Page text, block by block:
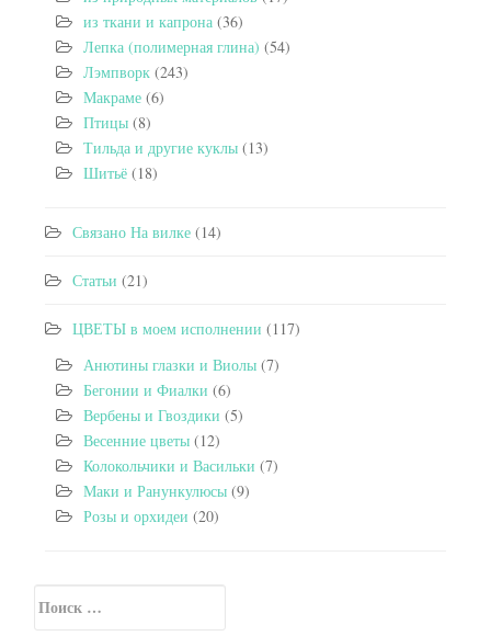
из ткани и капрона (36)
Лепка (полимерная глина) (54)
Лэмпворк (243)
Макраме (6)
Птицы (8)
Тильда и другие куклы (13)
Шитьё (18)
Связано На вилке (14)
Статьи (21)
ЦВЕТЫ в моем исполнении (117)
Анютины глазки и Виолы (7)
Бегонии и Фиалки (6)
Вербены и Гвоздики (5)
Весенние цветы (12)
Колокольчики и Васильки (7)
Маки и Ранункулюсы (9)
Розы и орхидеи (20)
Secondary Sidebar
Искать: